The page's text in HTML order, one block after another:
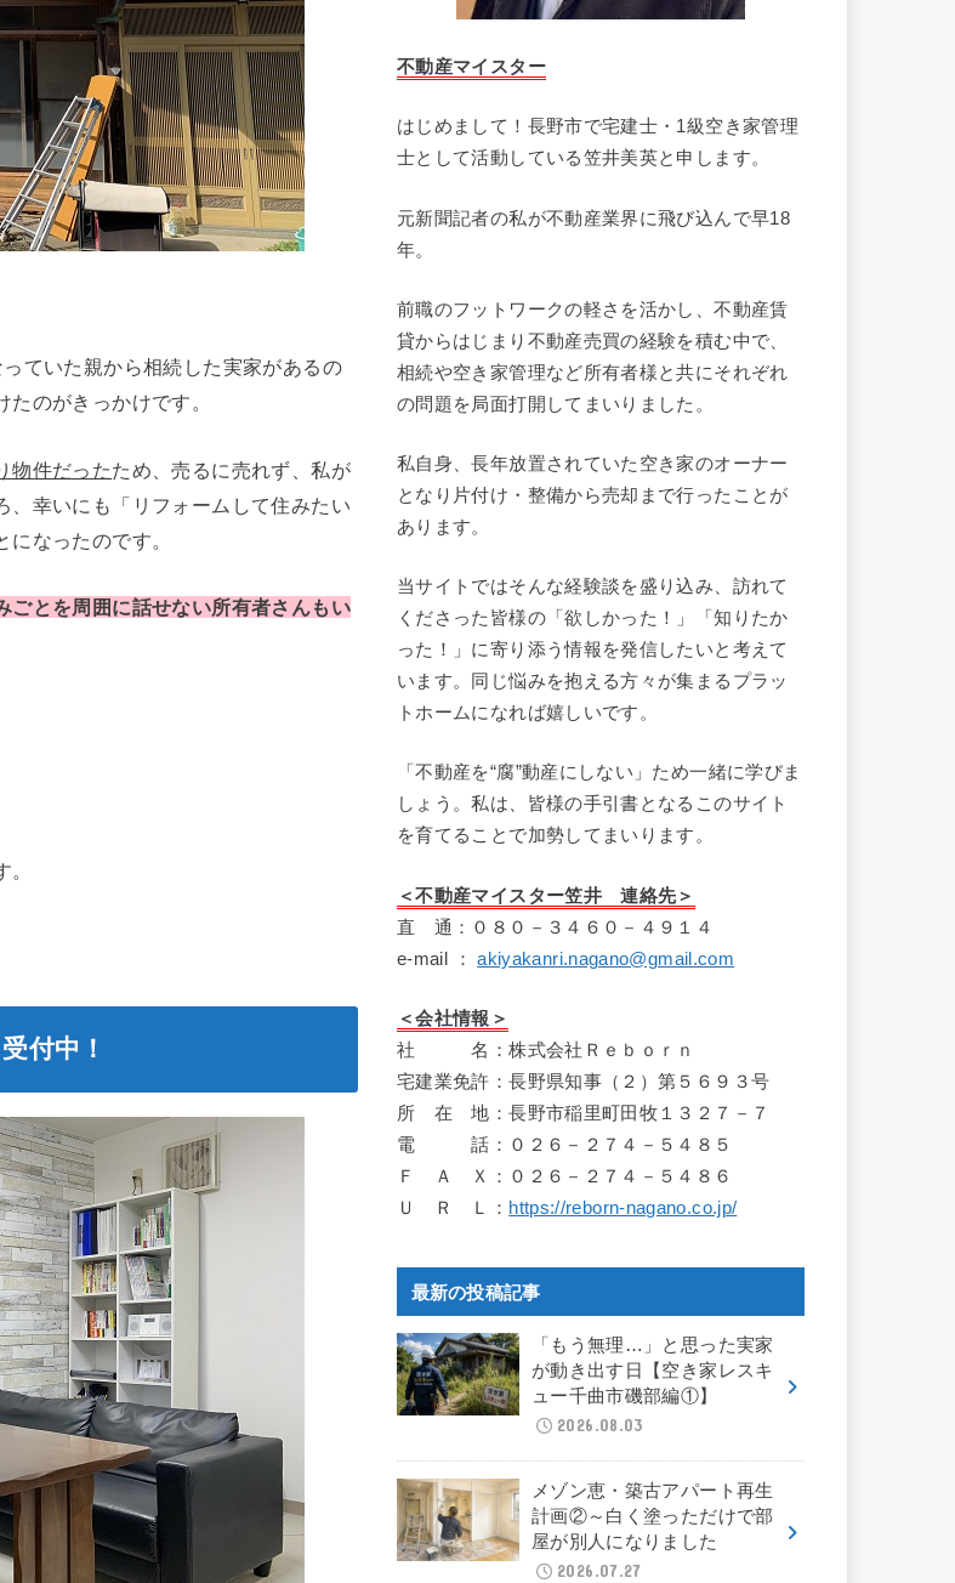
ていた親から相続した実家があるの
のがきっかけです。
物件だったため、売るに売れず、私が
、幸いにも「リフォームして住みたい
なったのです。
ごとを周囲に話せない所有者さんもい
付中！
不動産マイスター
はじめまして！長野市で宅建士・1級空き家管理
士として活動している笠井美英と申します。
元新聞記者の私が不動産業界に飛び込んで早18
年。
前職のフットワークの軽さを活かし、不動産賃
貸からはじまり不動産売買の経験を積む中で、
相続や空き家管理など所有者様と共にそれぞれ
の問題を局面打開してまいりました。
私自身、長年放置されていた空き家のオーナー
となり片付け・整備から売却まで行ったことが
あります。
当サイトではそんな経験談を盛り込み、訪れて
くださった皆様の「欲しかった！」「知りたか
った！」に寄り添う情報を発信したいと考えて
います。同じ悩みを抱える方々が集まるプラッ
トホームになれば嬉しいです。
「不動産を“腐”動産にしない」ため一緒に学びま
しょう。私は、皆様の手引書となるこのサイト
を育てることで加勢してまいります。
＜不動産マイスター笠井 連絡先＞
直 通：０８０－３４６０－４９１４
e-mail ：akiyakanri.nagano@gmail.com
＜会社情報＞
社 名：株式会社Ｒｅｂｏｒｎ
宅建業免許：長野県知事（２）第５６９３号
所 在 地：長野市稲里町田牧１３２７－７
電 話：０２６－２７４－５４８５
Ｆ Ａ Ｘ：０２６－２７４－５４８６
Ｕ Ｒ Ｌ： https://reborn-nagano.co.jp/
最新の投稿記事
「もう無理…」と思った実家
が動き出す日【空き家レスキ
ュー千曲市磯部編①】
2026.08.03
メゾン恵・築古アパート再生
計画②～白く塗っただけで部
屋が別人になりました
2026.07.27